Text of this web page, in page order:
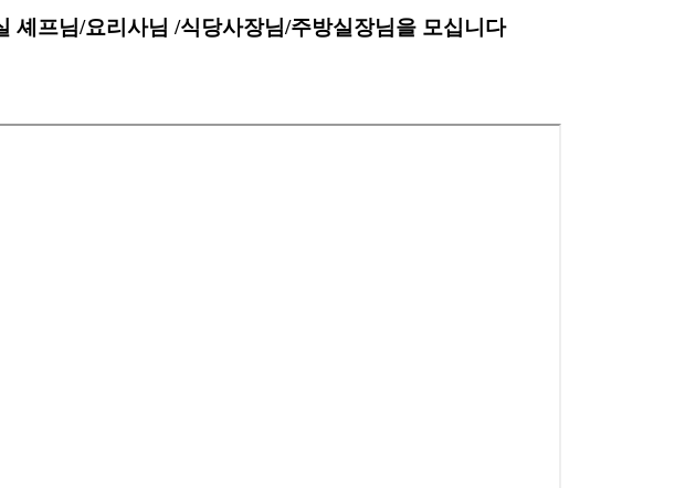
셰프님/요리사님 /식당사장님/주방실장님을 모십니다